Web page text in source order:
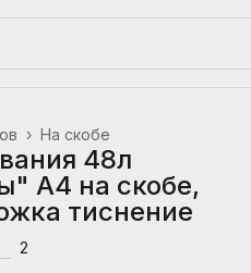
На скобе
›
принадлежности
48л
А4 на скобе,
тиснение
2